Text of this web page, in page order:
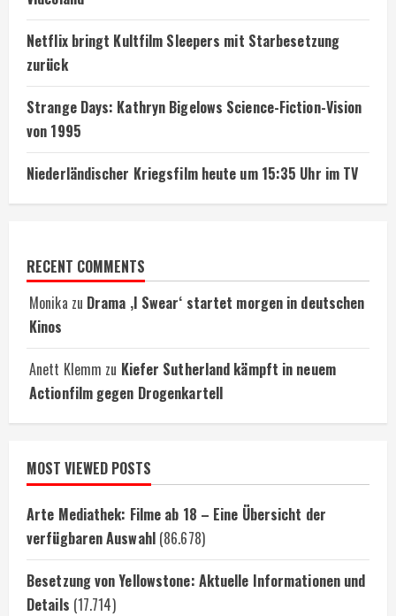
Netflix bringt Kultfilm Sleepers mit Starbesetzung
zurück
Strange Days: Kathryn Bigelows Science-Fiction-Vision
von 1995
Niederländischer Kriegsfilm heute um 15:35 Uhr im TV
RECENT COMMENTS
Monika zu Drama ‚I Swear‘ startet morgen in deutschen
Kinos
Anett Klemm zu Kiefer Sutherland kämpft in neuem
Actionfilm gegen Drogenkartell
MOST VIEWED POSTS
Arte Mediathek: Filme ab 18 – Eine Übersicht der
verfügbaren Auswahl (86.678)
Besetzung von Yellowstone: Aktuelle Informationen und
Details (17.714)